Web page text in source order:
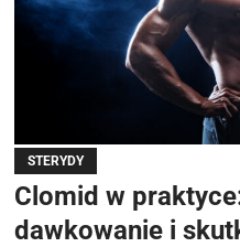
STERYDY
Clomid w
dawkowanie i